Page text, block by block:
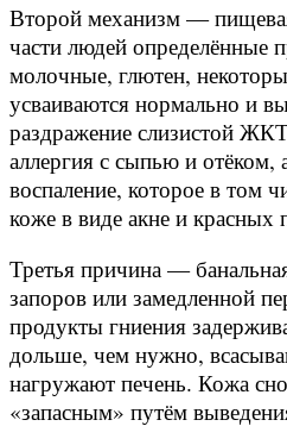
Второй механизм —
части людей определённые
молочные, глютен,
усваиваются нормально и
раздражение слизистой
аллергия с сыпью и отёком,
воспаление, которое в том
коже в виде акне и красных
Третья причина —
запоров или замедленной
продукты гниения
дольше, чем нужно,
нагружают печень. Кожа
«запасным» путём